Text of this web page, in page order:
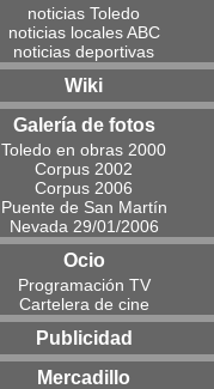
noticias Toledo
noticias locales ABC
noticias deportivas
Wiki
Galería de fotos
Toledo en obras 2000
Corpus 2002
Corpus 2006
Puente de San Martín
Nevada 29/01/2006
Ocio
Programación TV
Cartelera de cine
Publicidad
Mercadillo